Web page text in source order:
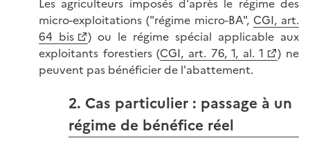
Les agriculteurs imposés d'après le régime des
micro-exploitations ("régime micro-BA", CGI, art.
64 bis
) ou le régime spécial applicable aux
exploitants forestiers (CGI, art. 76, 1, al. 1
) ne
peuvent pas bénéficier de l'abattement.
2. Cas particulier : passage à un
régime de bénéfice réel